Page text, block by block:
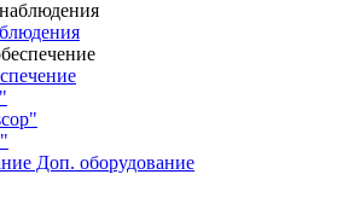
Доп. оборудование